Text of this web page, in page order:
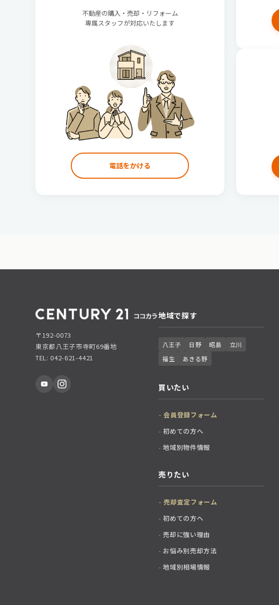
不動産の購入・売却・リフォーム
専属スタッフが対応いたします
電話をかける
〒192-0073
東京都八王子市寺町69番地
TEL: 042-621-4421
地域で探す
八王子 日野 昭島
立川
福生
あきる野
買いたい
会員登録フォーム
初めての方へ
地域別物件情報
売りたい
売却査定フォーム
初めての方へ
売却に強い理由
お悩み別売却方法
地域別相場情報